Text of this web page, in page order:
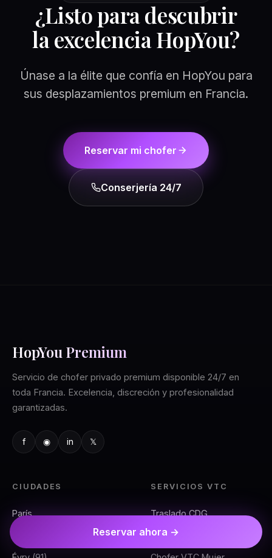
¿Listo para descubrir
laexcelenciaHopYou?
Únase a la élite que confía en HopYou para
sus desplazamientos premium en Francia.
Reservar mi chofer
Conserjería 24/7
HopYou Premium
Servicio de chofer privado premium disponible 24/7 en
toda Francia. Excelencia, discreción y profesionalidad
garantizadas.
f ◉ in 𝕏
CIUDADES
París
SERVICIOS VTC
Traslado CDG
Traslado Orly
Reservar ahora →